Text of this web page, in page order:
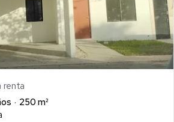
renta
250 m²